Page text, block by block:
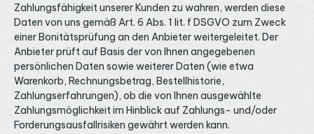
Zahlungsfähigkeit unserer Kunden zu wahren, werden diese
Daten von uns gemäß Art. 6 Abs. 1 lit. f DSGVO zum Zweck
einer Bonitätsprüfung an den Anbieter weitergeleitet. Der
Anbieter prüft auf Basis der von Ihnen angegebenen
persönlichen Daten sowie weiterer Daten (wie etwa
Warenkorb, Rechnungsbetrag, Bestellhistorie,
Zahlungserfahrungen), ob die von Ihnen ausgewählte
Zahlungsmöglichkeit im Hinblick auf Zahlungs- und/oder
Forderungsausfallrisiken gewährt werden kann.